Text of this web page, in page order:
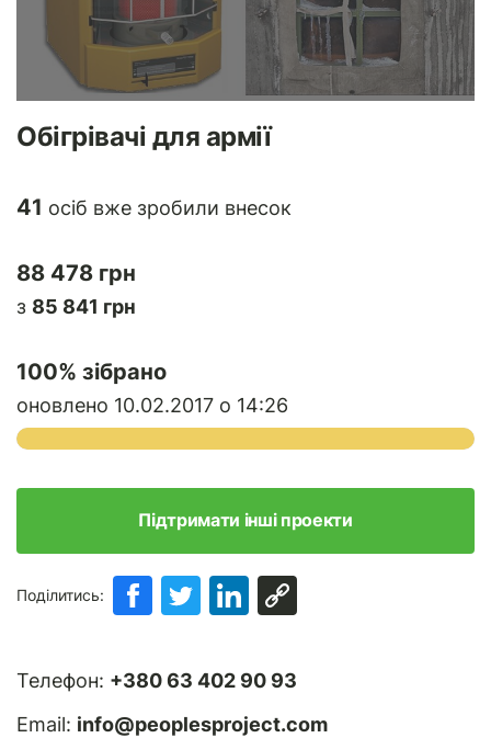
Обігрівачі для армії
41 осіб вже зробили внесок
88 478 грн
з 85 841 грн
100% зібрано
оновлено 10.02.2017 о 14:26
Підтримати інші проекти
Поділитись:
Телефон: +380 63 402 90 93
Email: info@peoplesproject.com